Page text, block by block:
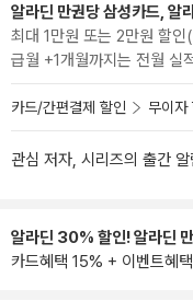
알라딘 만권당 삼성카드, 알
최대 1만원 또는 2만원 할
급월 +1개월까지는 전월 실
카드/간편결제 할인 무이자
관심 저자, 시리즈의 출간
알라딘 30% 할인! 알라딘
카드혜택 15% + 이벤트혜